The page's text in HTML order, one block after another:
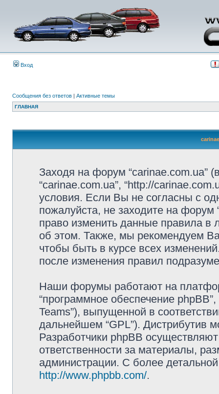
Вход
Сообщения без ответов | Активные темы
ГЛАВНАЯ
Заходя на форум
“carinae.com.ua”, “http://
условия. Если Вы не согласны с
пожалуйста, не заходите на
право изменить данные правила в
об этом. Также, мы рекомендуем
чтобы быть в курсе всех
после изменения правил
Наши форумы работают на
“программное обеспечение
Teams”), выпущенной в
дальнейшем “GPL”). Дистрибутив
Разработчики phpBB
ответственности за материалы,
администрации. С более
http://www.phpbb.com/.